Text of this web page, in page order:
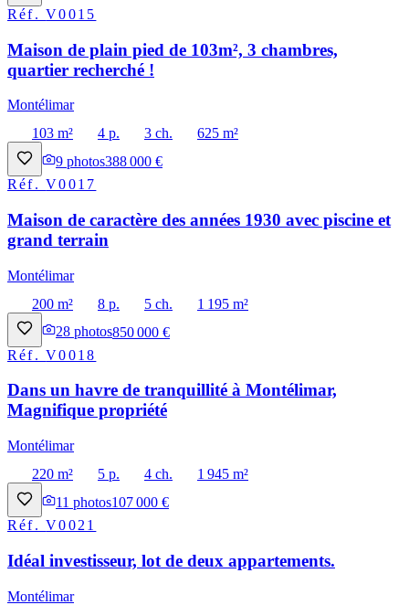
Réf.V0015
Maison de plain pied de 103m², 3 chambres,
quartier recherché !
Montélimar
103 m²
4 p. 3 ch.
625 m²
9 photos388 000 €
Réf.V0017
Maison de caractère des années 1930 avec piscine et
grand terrain
Montélimar
200 m²
8 p. 5 ch.
1 195 m²
28 photos850 000 €
Réf.V0018
Dans un havre de tranquillité à Montélimar,
Magnifique propriété
Montélimar
220 m²
5 p. 4 ch.
1 945 m²
11 photos107 000 €
Réf.V0021
Idéal investisseur, lot de deux appartements.
Montélimar